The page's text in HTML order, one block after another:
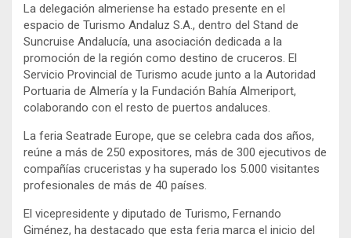
La delegación almeriense ha estado presente en el
espacio de Turismo Andaluz S.A., dentro del Stand de
Suncruise Andalucía, una asociación dedicada a la
promoción de la región como destino de cruceros. El
Servicio Provincial de Turismo acude junto a la Autoridad
Portuaria de Almería y la Fundación Bahía Almeriport,
colaborando con el resto de puertos andaluces.
La feria Seatrade Europe, que se celebra cada dos años,
reúne a más de 250 expositores, más de 300 ejecutivos de
compañías cruceristas y ha superado los 5.000 visitantes
profesionales de más de 40 países.
El vicepresidente y diputado de Turismo, Fernando
Giménez, ha destacado que esta feria marca el inicio del